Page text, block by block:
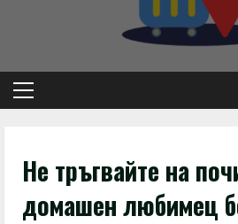
Не тръгвайте на
домашен любимец